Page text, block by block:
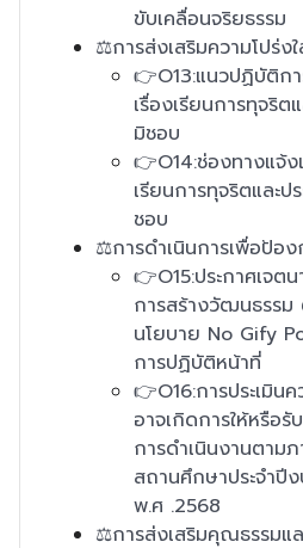
ขับเคลื่อนจริยธรรม
⚖️การส่งเสริมความโปร่ง
👉O13:แนวปฏิบัติก
เรื่องเรียนการทุจริต
มิชอบ
👉O14:ช่องทางแจ้ง
เรียนการทุจริตและป
ชอบ
⚖️การดำเนินการเพื่อป้อ
👉O15:ประกาศเจต
การสร้างวัฒนธรรม
นโยบาย No Gify
การปฏิบัติหน้าที่
👉O16:การประเมิน
อาจเกิดการให้หรือ
การดำเนินงานตาม
สถานศึกษาประจำปี
พ.ศ .2568
⚖️การส่งเสริมคุณธรรมแล